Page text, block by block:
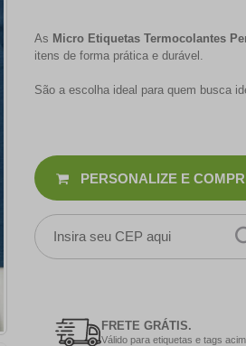
As Micro Etiquetas Termocolantes
itens de forma prática e durável.
São a escolha ideal para quem busca
PERSONALIZE E
FRETE GRÁTIS.
Válido para etiquetas e tags